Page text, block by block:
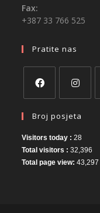
Fax:
+387 33 766 525
Pratite nas
Broj posjeta
Visitors today :28
Total visitors :32,396
Total page view:43,297